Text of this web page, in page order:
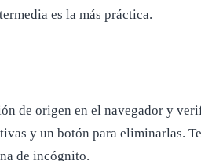
es la más práctica.
de origen en el navegador y
y un botón para eliminarlas.
de incógnito.